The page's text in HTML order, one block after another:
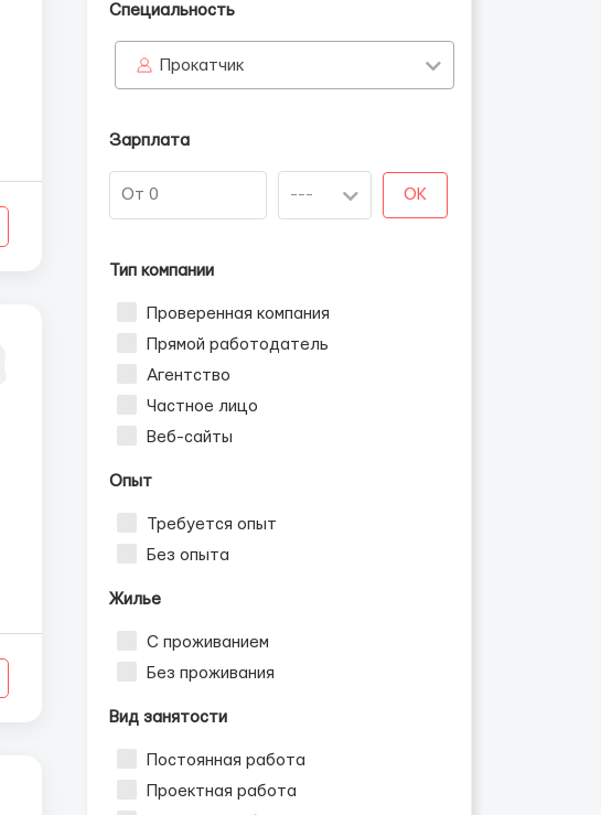
Специальность
Прокатчик
Зарплата
OK
Тип компании
Проверенная компания
Прямой работодатель
Агентство
Частное лицо
Веб-сайты
Опыт
Требуется опыт
Без опыта
Жилье
С проживанием
Без проживания
Вид занятости
Постоянная работа
Проектная работа
Для мужчин